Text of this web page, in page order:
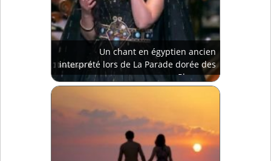
Un chant en égyptien ancien
interprété lors de La Parade dorée des
Pharaons